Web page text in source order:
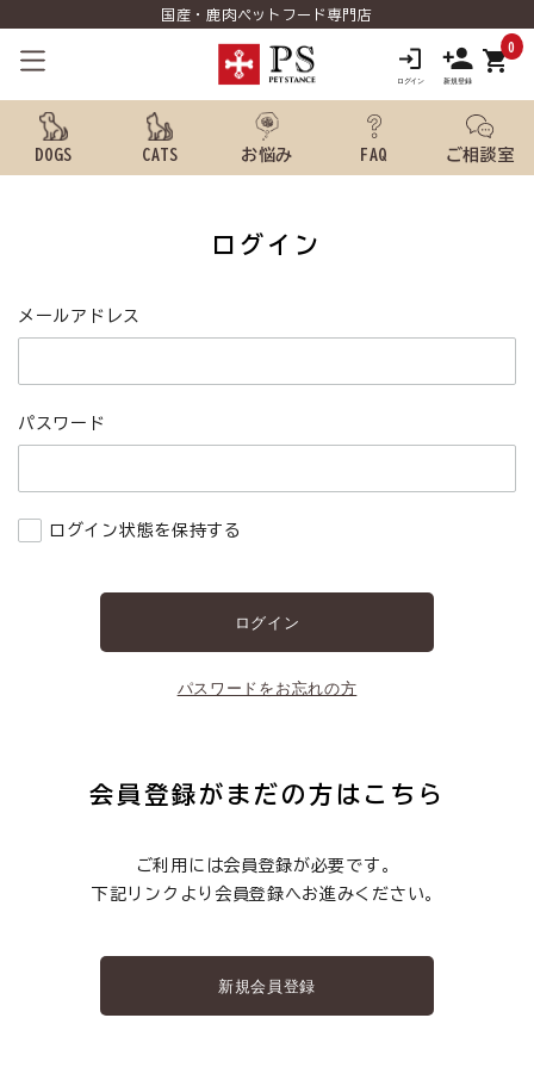
国産・鹿肉ペットフード専門店
shopping_cart0
DOGS CATS お悩み FAQ ご相談室
ようこそ ゲスト 様
犬用品から探す
猫用品から探す
プライバシーポリシー
特定商取引法について
ログイン
メールアドレス
パスワード
ログイン状態を保持する
パスワードをお忘れの方
会員登録がまだの方はこちら
ご利用には会員登録が必要です。
下記リンクより会員登録へお進みください。
新規会員登録